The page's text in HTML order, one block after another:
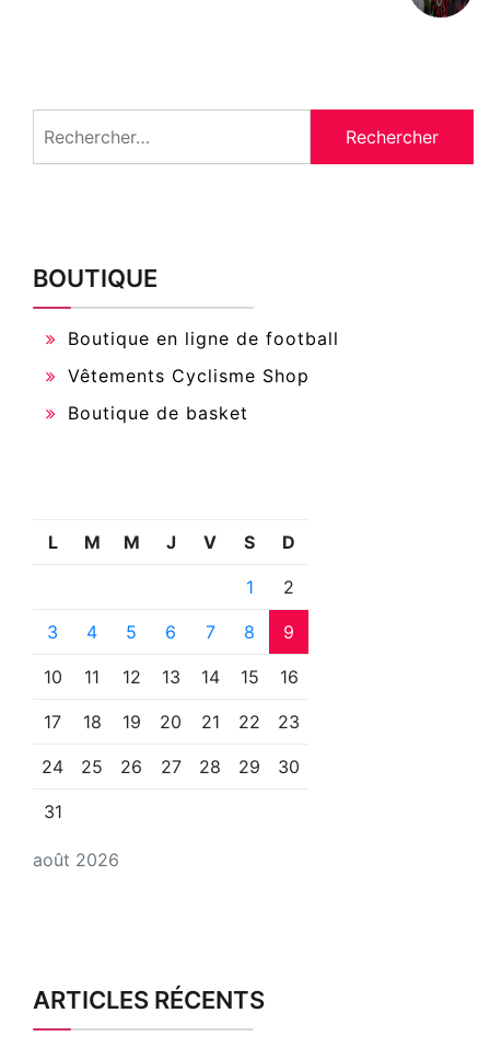
BOUTIQUE
Boutique en ligne de football
Vêtements Cyclisme Shop
Boutique de basket
août 2026
L M M J V S D
1 2
3 4 5 6 7 8 9
10 11 12 13 14 15 16
17 18 19 20 21 22 23
24 25 26 27 28 29 30
31
ARTICLES RÉCENTS